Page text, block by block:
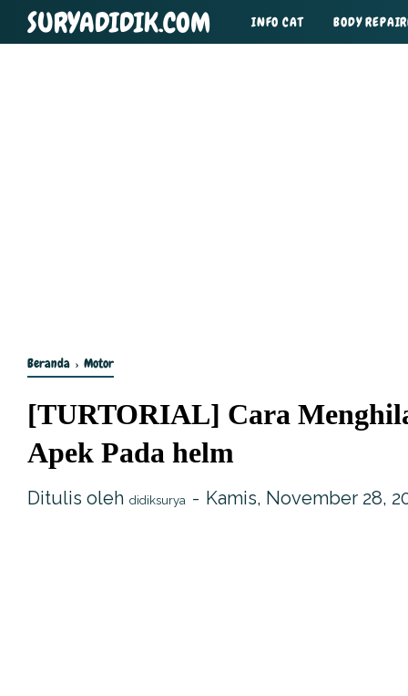
SURYADIDIK.COM INFO CAT BODY
Beranda › Motor
[TURTORIAL] Cara
Apek Pada helm
Ditulis oleh didiksurya Kamis, November 28,